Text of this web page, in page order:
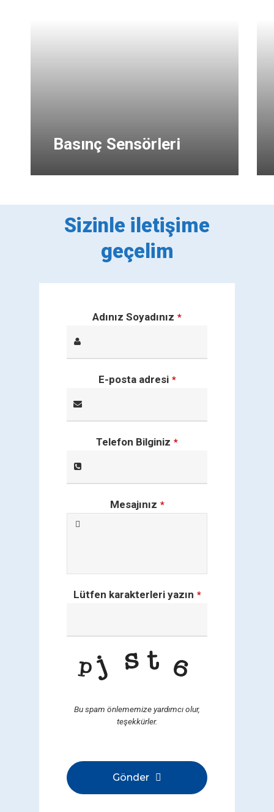
Basınç Sensörleri
Sizinle iletişime
geçelim
Adınız Soyadınız *
E-posta adresi *
Telefon Bilginiz *
Mesajınız *
Lütfen karakterleri yazın *
Bu spam önlememize yardımcı olur,
teşekkürler.
Gönder